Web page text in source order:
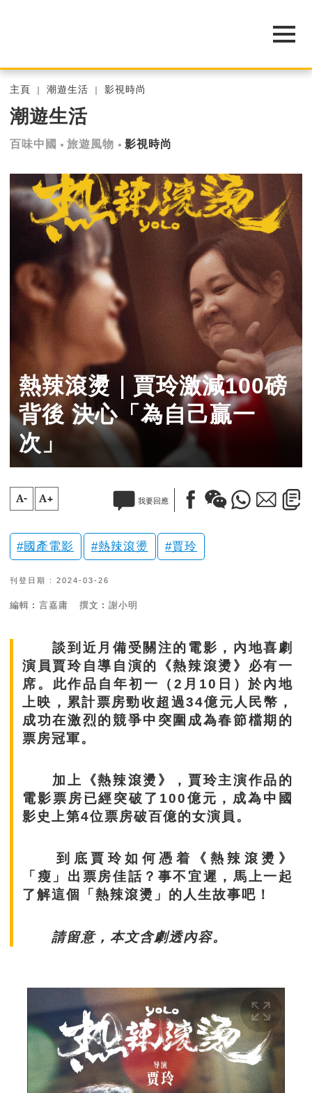
主頁 潮遊生活 影視時尚
潮遊生活
百味中國 旅遊風物 影視時尚
熱辣滾燙｜賈玲激減100磅
背後 決心「為自己贏一
次」
A- A+ 我要回應
國產電影 熱辣滾燙 賈玲
刊登日期 : 2024-03-26
編輯︰言嘉庸 撰文︰謝小明
談到近月備受關注的電影，內地喜劇
演員賈玲自導自演的《熱辣滾燙》必有一
席。此作品自年初一（2月10日）於內地
上映，累計票房勁收超過34億元人民幣，
成功在激烈的競爭中突圍成為春節檔期的
票房冠軍。
加上《熱辣滾燙》，賈玲主演作品的
電影票房已經突破了100億元，成為中國
影史上第4位票房破百億的女演員。
到底賈玲如何憑着《熱辣滾燙》
「瘦」出票房佳話？事不宜遲，馬上一起
了解這個「熱辣滾燙」的人生故事吧！
請留意，本文含劇透內容。